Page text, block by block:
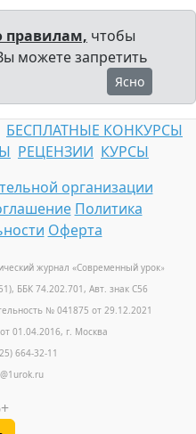
правилам, чтобы
можете запретить
Ясно
БЕСПЛАТНЫЕ КОНКУРСЫ
РЕЦЕНЗИИ КУРСЫ
организации
Политика
Оферта
журнал «Современный урок»
ББК 74.202.701, Авт. знак С56
№ 041875 от 29.12.2021
01.04.2016, г. Москва
664-32-11